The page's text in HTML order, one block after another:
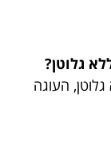
גלוטן?
העוגה